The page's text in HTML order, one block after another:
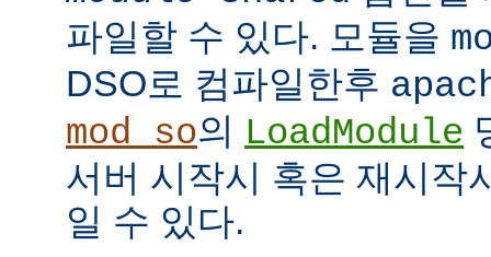
파일할 수 있다. 모듈을
DSO로 컴파일한후
mod_so의 LoadModule
서버 시작시 혹은 재시작
일 수 있다.